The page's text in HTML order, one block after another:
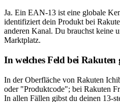
Ja. Ein EAN-13 ist eine globale
identifiziert dein Produkt bei
anderen Kanal. Du brauchst keine
Marktplatz.
In welches Feld bei
In der Oberfläche von Rakuten
oder "Produktcode"; bei Rakuten
In allen Fällen gibst du deinen 13-